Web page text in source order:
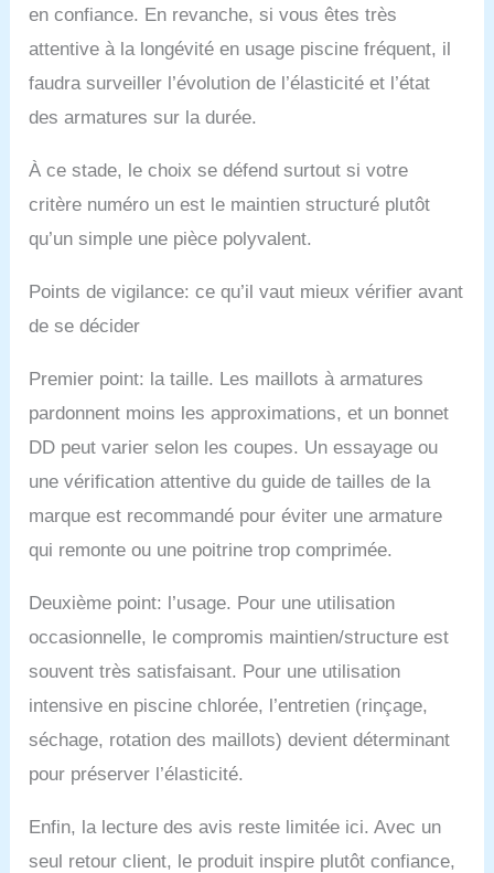
en confiance. En revanche, si vous êtes très
attentive à la longévité en usage piscine fréquent, il
faudra surveiller l’évolution de l’élasticité et l’état
des armatures sur la durée.
À ce stade, le choix se défend surtout si votre
critère numéro un est le maintien structuré plutôt
qu’un simple une pièce polyvalent.
Points de vigilance: ce qu’il vaut mieux vérifier avant
de se décider
Premier point: la taille. Les maillots à armatures
pardonnent moins les approximations, et un bonnet
DD peut varier selon les coupes. Un essayage ou
une vérification attentive du guide de tailles de la
marque est recommandé pour éviter une armature
qui remonte ou une poitrine trop comprimée.
Deuxième point: l’usage. Pour une utilisation
occasionnelle, le compromis maintien/structure est
souvent très satisfaisant. Pour une utilisation
intensive en piscine chlorée, l’entretien (rinçage,
séchage, rotation des maillots) devient déterminant
pour préserver l’élasticité.
Enfin, la lecture des avis reste limitée ici. Avec un
seul retour client, le produit inspire plutôt confiance,